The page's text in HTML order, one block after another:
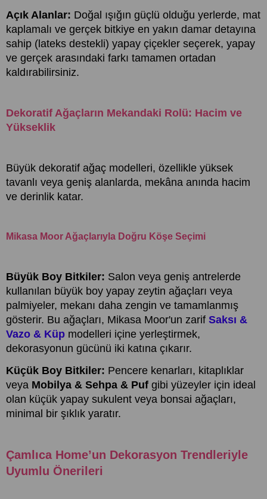
Açık Alanlar: Doğal ışığın güçlü olduğu yerlerde, mat
kaplamalı ve gerçek bitkiye en yakın damar detayına
sahip (lateks destekli) yapay çiçekler seçerek, yapay
ve gerçek arasındaki farkı tamamen ortadan
kaldırabilirsiniz.
Dekoratif Ağaçların Mekandaki Rolü: Hacim ve
Yükseklik
Büyük dekoratif ağaç modelleri, özellikle yüksek
tavanlı veya geniş alanlarda, mekâna anında hacim
ve derinlik katar.
Mikasa Moor Ağaçlarıyla Doğru Köşe Seçimi
Büyük Boy Bitkiler: Salon veya geniş antrelerde
kullanılan büyük boy yapay zeytin ağaçları veya
palmiyeler, mekanı daha zengin ve tamamlanmış
gösterir. Bu ağaçları, Mikasa Moor'un zarif Saksı &
Vazo & Küp modelleri içine yerleştirmek,
dekorasyonun gücünü iki katına çıkarır.
Küçük Boy Bitkiler: Pencere kenarları, kitaplıklar
veya Mobilya & Sehpa & Puf gibi yüzeyler için ideal
olan küçük yapay sukulent veya bonsai ağaçları,
minimal bir şıklık yaratır.
Çamlıca Home’un Dekorasyon Trendleriyle
Uyumlu Önerileri